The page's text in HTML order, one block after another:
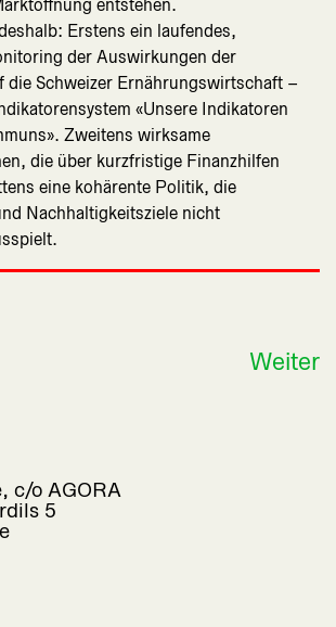
entstehen.
Erstens ein laufendes,
der Auswirkungen der
die Schweizer Ernährungswirtschaft –
«Unsere Indikatoren
Zweitens wirksame
die über kurzfristige Finanzhilfen
eine kohärente Politik, die
Nachhaltigkeitsziele nicht
Weiter
c/o AGORA
5